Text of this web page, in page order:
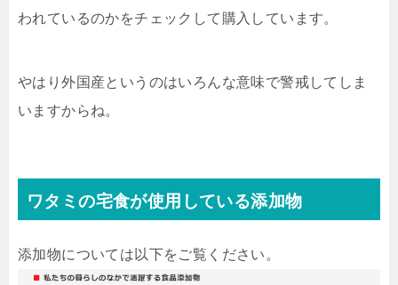
われているのかをチェックして購入しています。
やはり外国産というのはいろんな意味で警戒してしま
いますからね。
ワタミの宅食が使用している添加物
添加物については以下をご覧ください。